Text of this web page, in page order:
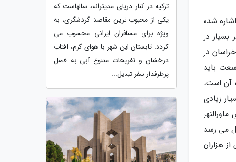
شده
در
در
باید
آن است،
زیادی
قدمت اجتماع و تمدن در این شهر به 2500 سال قبل می رسد
هزاران
ترکیه در کنار دریای مدیترانه، سالهاست که
یکی از محبوب ترین مقاصد گردشگری، به
ویژه برای مسافران ایرانی محسوب می
گردد. تابستان این شهر با هوای گرم، آفتاب
درخشان و تفریحات متنوع آبی به فصل
پرطرفدار سفر تبدیل...